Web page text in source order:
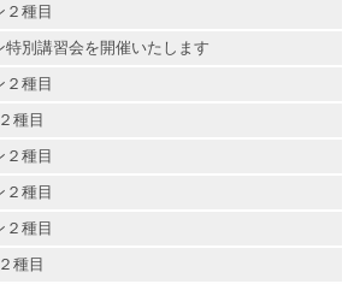
種目
別講習会を開催いたします
種目
種目
種目
種目
種目
種目